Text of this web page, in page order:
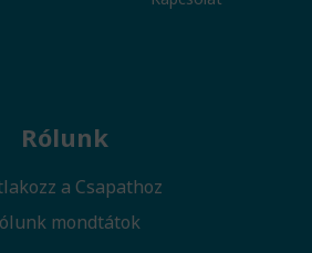
Rólunk
a Csapathoz
mondtátok